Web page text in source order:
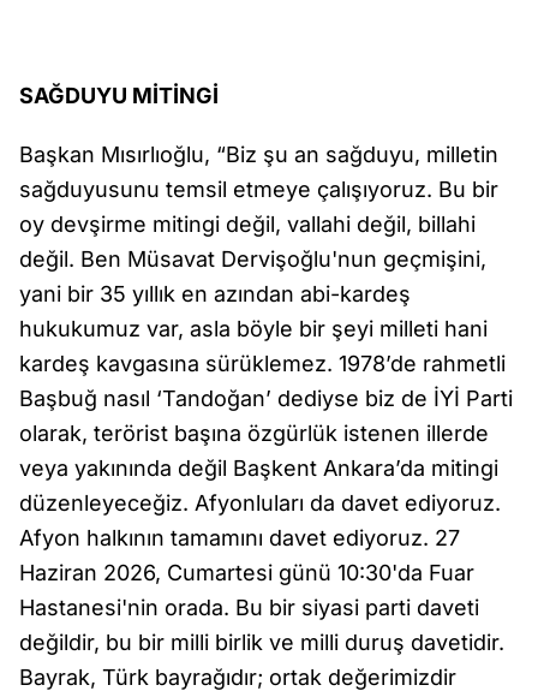
SAĞDUYU MİTİNGİ
Başkan Mısırlıoğlu, “Biz şu an sağduyu, milletin
sağduyusunu temsil etmeye çalışıyoruz. Bu bir
oy devşirme mitingi değil, vallahi değil, billahi
değil. Ben Müsavat Dervişoğlu'nun geçmişini,
yani bir 35 yıllık en azından abi-kardeş
hukukumuz var, asla böyle bir şeyi milleti hani
kardeş kavgasına sürüklemez. 1978’de rahmetli
Başbuğ nasıl ‘Tandoğan’ dediyse biz de İYİ Parti
olarak, terörist başına özgürlük istenen illerde
veya yakınında değil Başkent Ankara’da mitingi
düzenleyeceğiz. Afyonluları da davet ediyoruz.
Afyon halkının tamamını davet ediyoruz. 27
Haziran 2026, Cumartesi günü 10:30'da Fuar
Hastanesi'nin orada. Bu bir siyasi parti daveti
değildir, bu bir milli birlik ve milli duruş davetidir.
Bayrak, Türk bayrağıdır; ortak değerimizdir